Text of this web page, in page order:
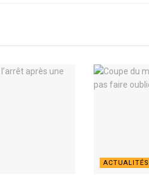
ACTUALITÉS